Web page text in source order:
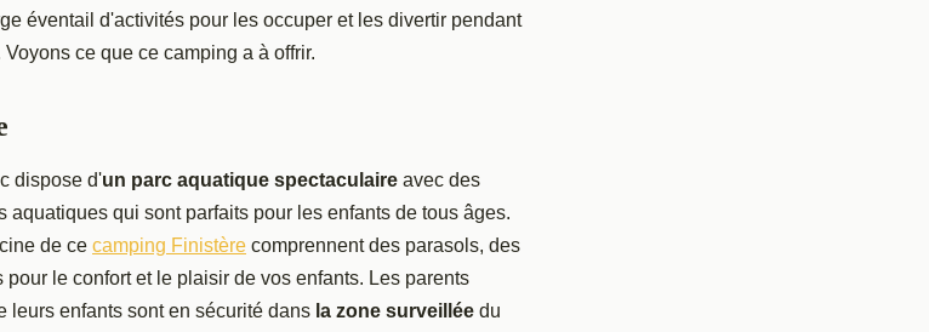
éventail d'activités pour les occuper et les divertir pendant
ce que ce camping a à offrir.
dispose d'un parc aquatique spectaculaire avec des
aquatiques qui sont parfaits pour les enfants de tous âges.
de ce camping Finistère comprennent des parasols, des
le confort et le plaisir de vos enfants. Les parents
leurs enfants sont en sécurité dans la zone surveillée du